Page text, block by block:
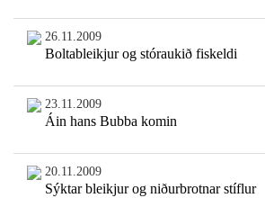
26.11.2009
Boltableikjur og stóraukið fiskeldi
23.11.2009
Áin hans Bubba komin
20.11.2009
Sýktar bleikjur og niðurbrotnar stíflur